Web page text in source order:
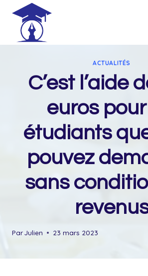
content
ACTUALITÉS
C’est l’aide
euros
étudiants
pouvez
sans
ParJulien 23 mars 2023